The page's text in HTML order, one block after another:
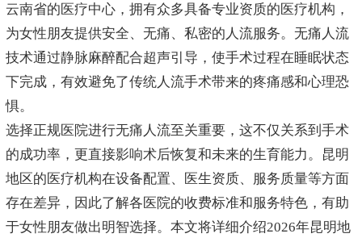
云南省的医疗中心，拥有众多具备专业资质的医疗机构，
为女性朋友提供安全、无痛、私密的人流服务。无痛人流
技术通过静脉麻醉配合超声引导，使手术过程在睡眠状态
下完成，有效避免了传统人流手术带来的疼痛感和心理恐
惧。
选择正规医院进行无痛人流至关重要，这不仅关系到手术
的成功率，更直接影响术后恢复和未来的生育能力。昆明
地区的医疗机构在设备配置、医生资质、服务质量等方面
存在差异，因此了解各医院的收费标准和服务特色，有助
于女性朋友做出明智选择。本文将详细介绍2026年昆明地